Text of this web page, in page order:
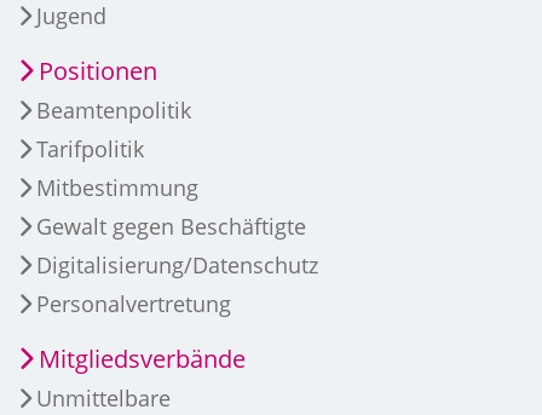
Jugend
Positionen
Beamtenpolitik
Tarifpolitik
Mitbestimmung
Gewalt gegen Beschäftigte
Digitalisierung/Datenschutz
Personalvertretung
Mitgliedsverbände
Unmittelbare